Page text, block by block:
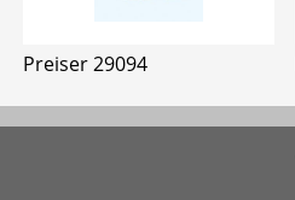
Preiser 29094